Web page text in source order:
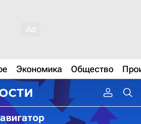
Экономика Общество